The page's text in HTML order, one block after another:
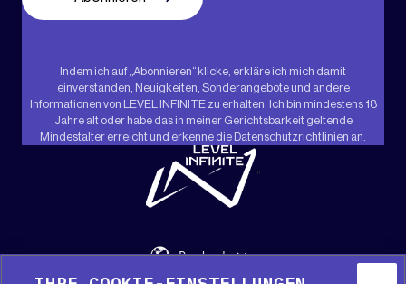
Indem ich auf „Abonnieren“ klicke, erkläre ich mich damit
einverstanden, Neuigkeiten, Sonderangebote und andere
Informationen von LEVEL INFINITE zu erhalten. Ich bin mindestens 18
Jahre alt oder habe das in meiner Gerichtsbarkeit geltende
Mindestalter erreicht und erkenne die Datenschutzrichtlinien an.
"
Deutsch